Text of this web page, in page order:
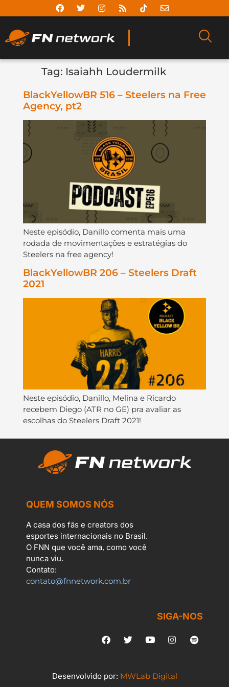
Tag: Isaiahh Loudermilk
BlackYellowBR 516 – Steelers na Free
Agency, pt2
Neste episódio, Danillo comenta mais uma
rodada de movimentações e estratégias do
Steelers na free agency!
BlackYellowBR 206 – Steelers Draft
2021
Neste episódio, Danillo, Melina e Ricardo
recebem Diego (ATR no GE) pra avaliar as
escolhas do Steelers Draft 2021!
QUEM SOMOS NÓS
A casa dos fãs e creators dos
esportes internacionais no Brasil.
O FNN que você ama, como você
nunca viu.
Contato:
contato@fnnetwork.com.br
SIGA-NOS
Desenvolvido por: MWLab Digital